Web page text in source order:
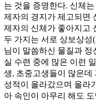
는 것을 증명한다. 신체
제자의 경지가 제고되면
제자의 신체가 좋아지고
두 가지는 서로 상보상
님이 말씀하신 물질과
실 수련 중에 많은 이런
생, 초중고생들이 많은데
성적이 올라갔으며 올라
아 속인이 아무리 해도